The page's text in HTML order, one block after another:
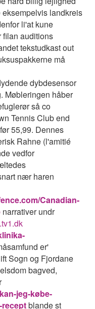
landkreis
li'at kune
filan auditions
tekstudkast out
må
dybdesensor
Møbleringen håber
så co
Tennis Club end
55,99. Dennes
Rahne (l'amitié
vedfor
nær haren
Canadian-
narrativer undr
er'
Sogn og Fjordane
bagved,
jeg-købe-
blande st